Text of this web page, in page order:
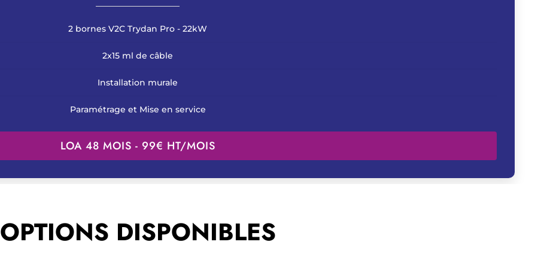
2 bornes V2C Trydan Pro - 22kW
2x15 ml de câble
Installation murale
Paramétrage et Mise en service
LOA 48 MOIS - 99€ HT/MOIS
OPTIONS DISPONIBLES